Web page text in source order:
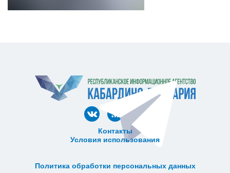
Контакты
Условия использования
Политика обработки персональных данных